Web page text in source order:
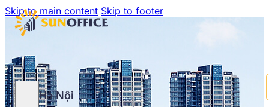
Skip to main content Skip to footer
Hà Nội